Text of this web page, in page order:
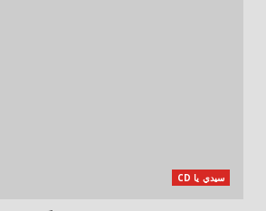
سيدي يا CD